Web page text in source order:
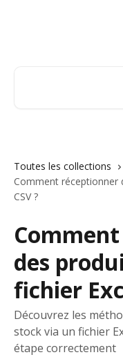
Toutes les collections
Comment réceptionner
CSV ?
des
fichier
Découvrez les
stock via un fichier
étape correctement